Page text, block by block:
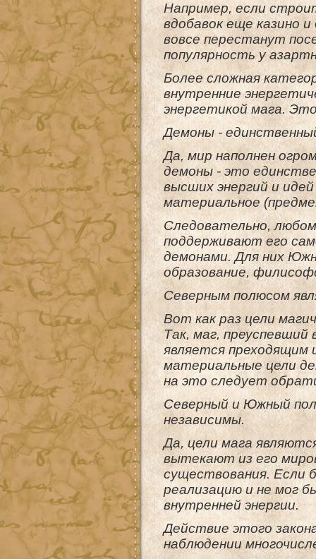
Например, если
вдобавок еще казино
вовсе перестанут
популярность у
Более сложная
внутренние
энергетикой мага.
Демоны -
Да, мир наполнен
демоны - это
высших энергий и
материальное
Следовательно,
поддерживают его
демонами. Для них
образование,
Северным полюсом
Вот как раз цели
Так, маг, преуспевший
является
материальные цели
на это следует
Северный и Южный
независимы.
Да, цели мага
вытекают из его
существования. Если
реализацию и не мог
внутренней энергии.
Действие этого
наблюдении